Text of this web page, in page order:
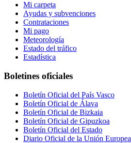
Mi carpeta
Ayudas y subvenciones
Contrataciones
Mi pago
Meteorología
Estado del tráfico
Estadística
Boletines oficiales
Boletín Oficial del País Vasco
Boletín Oficial de Álava
Boletín Oficial de Bizkaia
Boletín Oficial de Gipuzkoa
Boletín Oficial del Estado
Diario Oficial de la Unión Europea